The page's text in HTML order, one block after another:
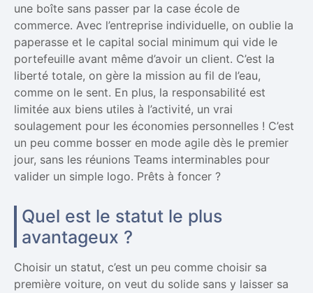
une boîte sans passer par la case école de
commerce. Avec l’entreprise individuelle, on oublie la
paperasse et le capital social minimum qui vide le
portefeuille avant même d’avoir un client. C’est la
liberté totale, on gère la mission au fil de l’eau,
comme on le sent. En plus, la responsabilité est
limitée aux biens utiles à l’activité, un vrai
soulagement pour les économies personnelles ! C’est
un peu comme bosser en mode agile dès le premier
jour, sans les réunions Teams interminables pour
valider un simple logo. Prêts à foncer ?
Quel est le statut le plus
avantageux ?
Choisir un statut, c’est un peu comme choisir sa
première voiture, on veut du solide sans y laisser sa